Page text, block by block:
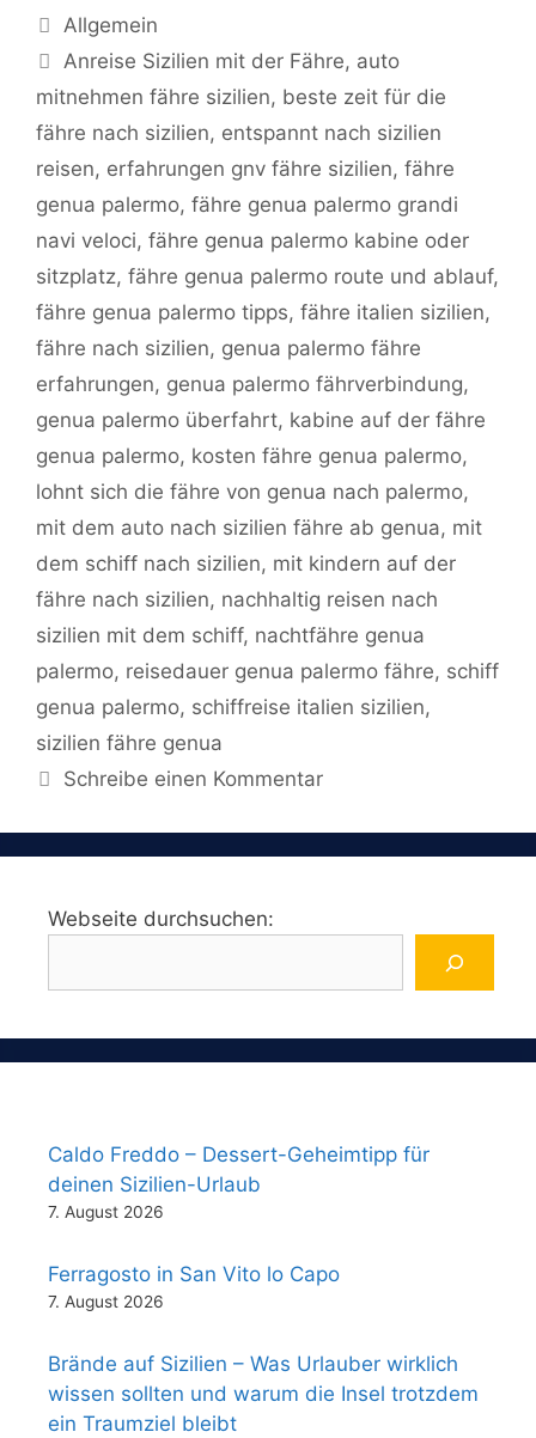
Kategorien
Allgemein
Schlagwörter
Anreise Sizilien mit der Fähre, auto
mitnehmen fähre sizilien, beste zeit für die
fähre nach sizilien, entspannt nach sizilien
reisen, erfahrungen gnv fähre sizilien, fähre
genua palermo, fähre genua palermo grandi
navi veloci, fähre genua palermo kabine oder
sitzplatz, fähre genua palermo route und ablauf,
fähre genua palermo tipps, fähre italien sizilien,
fähre nach sizilien, genua palermo fähre
erfahrungen, genua palermo fährverbindung,
genua palermo überfahrt, kabine auf der fähre
genua palermo, kosten fähre genua palermo,
lohnt sich die fähre von genua nach palermo,
mit dem auto nach sizilien fähre ab genua, mit
dem schiff nach sizilien, mit kindern auf der
fähre nach sizilien, nachhaltig reisen nach
sizilien mit dem schiff, nachtfähre genua
palermo, reisedauer genua palermo fähre, schiff
genua palermo, schiffreise italien sizilien,
sizilien fähre genua
Schreibe einen Kommentar
Webseite durchsuchen:
Caldo Freddo – Dessert-Geheimtipp für
deinen Sizilien-Urlaub
7. August 2026
Ferragosto in San Vito lo Capo
7. August 2026
Brände auf Sizilien – Was Urlauber wirklich
wissen sollten und warum die Insel trotzdem
ein Traumziel bleibt